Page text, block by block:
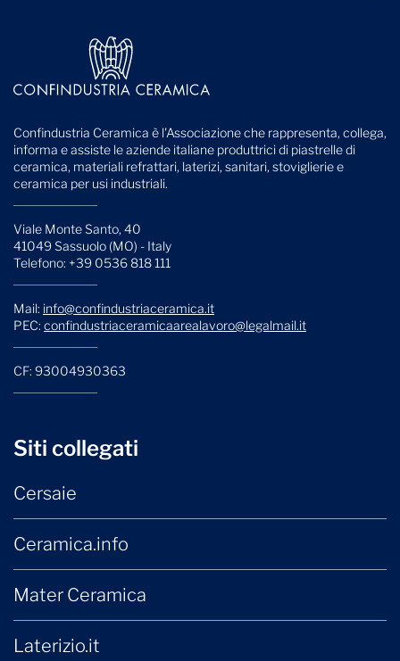
Confindustria Ceramica è l'Associazione che rappresenta, collega,
informa e assiste le aziende italiane produttrici di piastrelle di
ceramica, materiali refrattari, laterizi, sanitari, stoviglierie e
ceramica per usi industriali.
Viale Monte Santo, 40
41049 Sassuolo (MO) - Italy
Telefono: +39 0536 818 111
Mail: info@confindustriaceramica.it
PEC: confindustriaceramicaarealavoro@legalmail.it
CF: 93004930363
Siti collegati
Cersaie
Ceramica.info
Mater Ceramica
Laterizio.it